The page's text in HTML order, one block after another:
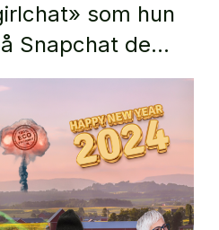
som hun
Snapchat de
et studie i